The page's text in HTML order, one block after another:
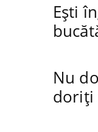
Ești
Nu
doriți